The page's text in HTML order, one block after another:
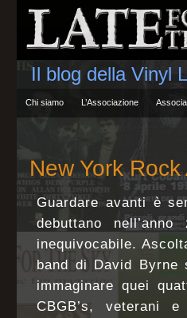
Il blog della Vinyl
Chi siamo L’Associazione
New York Rock
Guardare avanti è
debuttano
inequivocabile.
band di David Byrne
immaginare quei
CBGB’s, veterani